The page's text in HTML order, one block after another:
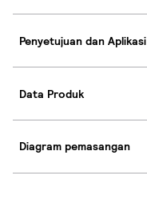
Penyetujuan dan Aplikasi
Data Produk
Diagram pemasangan